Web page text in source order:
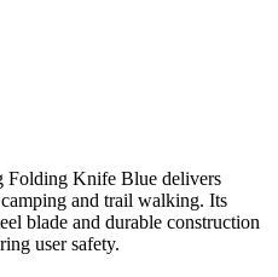
Folding Knife Blue delivers
and trail walking. Its
blade and durable construction
user safety.